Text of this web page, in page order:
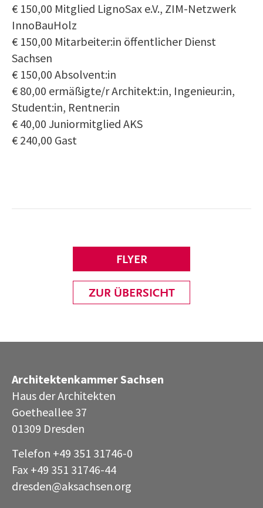
€ 150,00 Mitglied LignoSax e.V., ZIM-Netzwerk
InnoBauHolz
€ 150,00 Mitarbeiter:in öffentlicher Dienst
Sachsen
€ 150,00 Absolvent:in
€ 80,00 ermäßigte/r Architekt:in, Ingenieur:in,
Student:in, Rentner:in
€ 40,00 Juniormitglied AKS
€ 240,00 Gast
ZUR ÜBERSICHT
FLYER
Architektenkammer Sachsen
Haus der Architekten
Goetheallee 37
01309 Dresden
Telefon +49 351 31746-0
Fax +49 351 31746-44
dresden@aksachsen·org